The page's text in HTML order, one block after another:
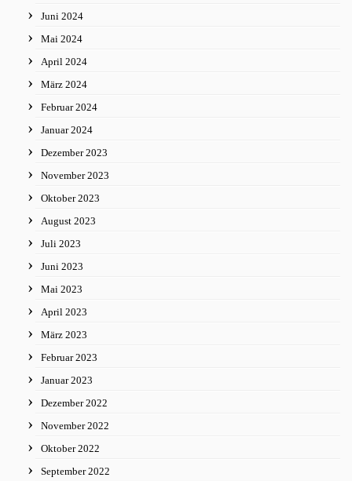
Juni 2024
Mai 2024
April 2024
März 2024
Februar 2024
Januar 2024
Dezember 2023
November 2023
Oktober 2023
August 2023
Juli 2023
Juni 2023
Mai 2023
April 2023
März 2023
Februar 2023
Januar 2023
Dezember 2022
November 2022
Oktober 2022
September 2022